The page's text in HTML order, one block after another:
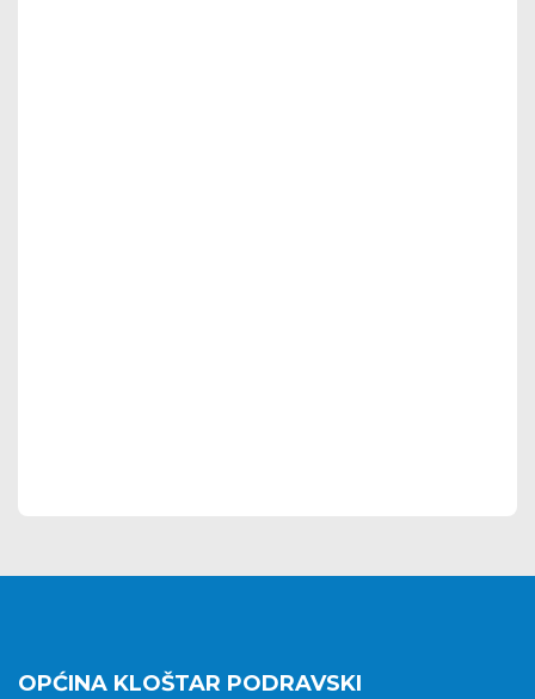
OPĆINA KLOŠTAR PODRAVSKI